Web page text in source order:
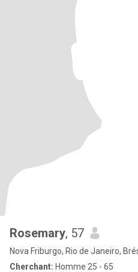
Rosemary, 57
Nova Friburgo, Rio de Janeiro,
Cherchant: Homme 25 - 65